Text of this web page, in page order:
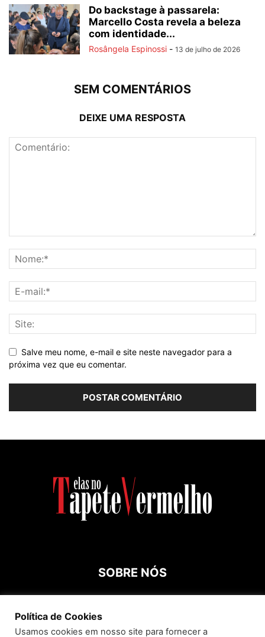
Do backstage à passarela:
Marcello Costa revela a beleza
com identidade...
Rosângela Espinossi - 13 de julho de 2026
SEM COMENTÁRIOS
DEIXE UMA RESPOSTA
Salve meu nome, e-mail e site neste navegador para a
próxima vez que eu comentar.
SOBRE NÓS
Política de Cookies
Usamos cookies em nosso site para fornecer a